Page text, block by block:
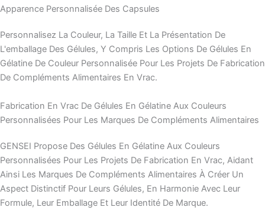
Apparence Personnalisée Des Capsules
Personnalisez La Couleur, La Taille Et La Présentation De
L'emballage Des Gélules, Y Compris Les Options De Gélules En
Gélatine De Couleur Personnalisée Pour Les Projets De Fabrication
De Compléments Alimentaires En Vrac.
Fabrication En Vrac De Gélules En Gélatine Aux Couleurs
Personnalisées Pour Les Marques De Compléments Alimentaires
GENSEI Propose Des Gélules En Gélatine Aux Couleurs
Personnalisées Pour Les Projets De Fabrication En Vrac, Aidant
Ainsi Les Marques De Compléments Alimentaires À Créer Un
Aspect Distinctif Pour Leurs Gélules, En Harmonie Avec Leur
Formule, Leur Emballage Et Leur Identité De Marque.